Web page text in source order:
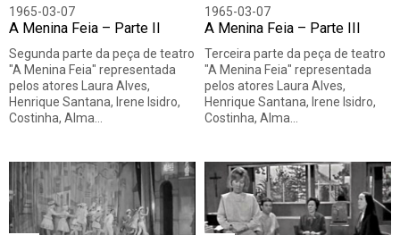
1965-03-07
A Menina Feia – Parte II
Segunda parte da peça de teatro
"A Menina Feia" representada
pelos atores Laura Alves,
Henrique Santana, Irene Isidro,
Costinha, Alma…
1965-03-07
A Menina Feia – Parte III
Terceira parte da peça de teatro
"A Menina Feia" representada
pelos atores Laura Alves,
Henrique Santana, Irene Isidro,
Costinha, Alma…